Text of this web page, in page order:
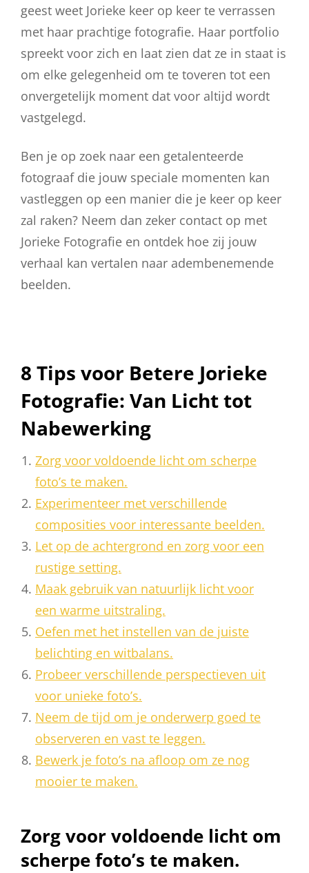
geest weet Jorieke keer op keer te verrassen
met haar prachtige fotografie. Haar portfolio
spreekt voor zich en laat zien dat ze in staat is
om elke gelegenheid om te toveren tot een
onvergetelijk moment dat voor altijd wordt
vastgelegd.
Ben je op zoek naar een getalenteerde
fotograaf die jouw speciale momenten kan
vastleggen op een manier die je keer op keer
zal raken? Neem dan zeker contact op met
Jorieke Fotografie en ontdek hoe zij jouw
verhaal kan vertalen naar adembenemende
beelden.
8 Tips voor Betere Jorieke
Fotografie: Van Licht tot
Nabewerking
Zorg voor voldoende licht om scherpe
foto’s te maken.
Experimenteer met verschillende
composities voor interessante beelden.
Let op de achtergrond en zorg voor een
rustige setting.
Maak gebruik van natuurlijk licht voor
een warme uitstraling.
Oefen met het instellen van de juiste
belichting en witbalans.
Probeer verschillende perspectieven uit
voor unieke foto’s.
Neem de tijd om je onderwerp goed te
observeren en vast te leggen.
Bewerk je foto’s na afloop om ze nog
mooier te maken.
Zorg voor voldoende licht om
scherpe foto’s te maken.